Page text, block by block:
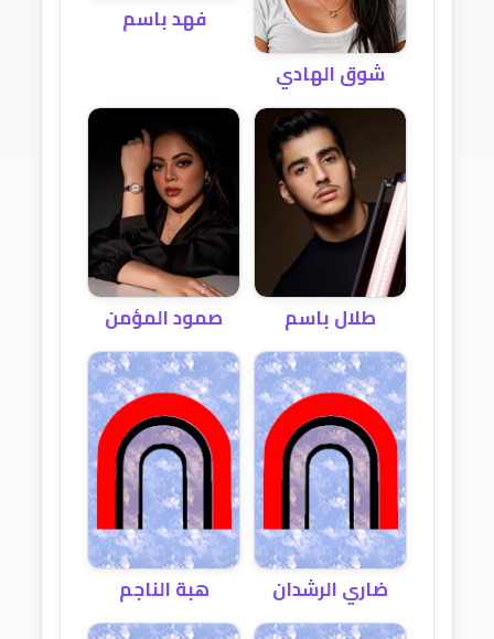
شوق الهادي
فهد باسم
طلال باسم صمود المؤمن
ضاري الرشدان هبة الناجم